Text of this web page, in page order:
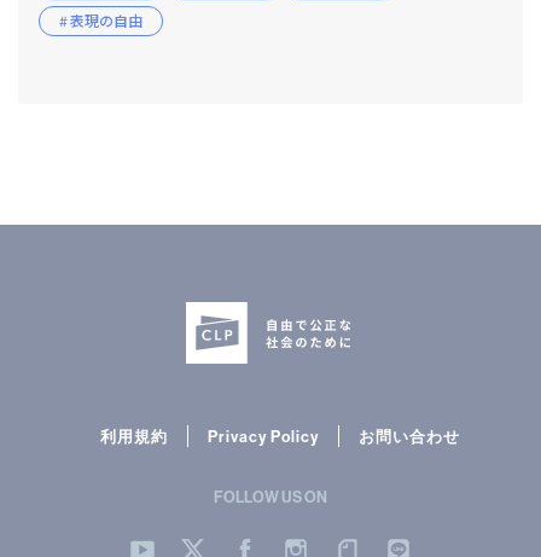
# 表現の自由
利用規約 Privacy Policy お問い合わせ
FOLLOW US ON